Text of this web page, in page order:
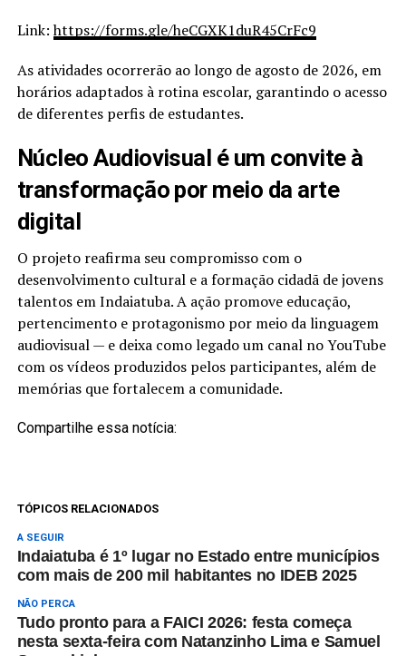
Link:https://forms.gle/heCGXK1duR45CrFc9
As atividades ocorrerão ao longo de agosto de 2026, em
horários adaptados à rotina escolar, garantindo o acesso
de diferentes perfis de estudantes.
Núcleo Audiovisual é um convite à
transformação por meio da arte
digital
O projeto reafirma seu compromisso com o
desenvolvimento cultural e a formação cidadã de jovens
talentos em Indaiatuba. A ação promove educação,
pertencimento e protagonismo por meio da linguagem
audiovisual — e deixa como legado um canal no YouTube
com os vídeos produzidos pelos participantes, além de
memórias que fortalecem a comunidade.
Compartilhe essa notícia:
TÓPICOS RELACIONADOS
A SEGUIR
Indaiatuba é 1º lugar no Estado entre municípios
com mais de 200 mil habitantes no IDEB 2025
NÃO PERCA
Tudo pronto para a FAICI 2026: festa começa
nesta sexta-feira com Natanzinho Lima e Samuel